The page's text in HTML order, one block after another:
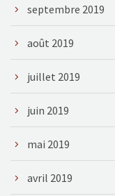
septembre 2019
août 2019
juillet 2019
juin 2019
mai 2019
avril 2019